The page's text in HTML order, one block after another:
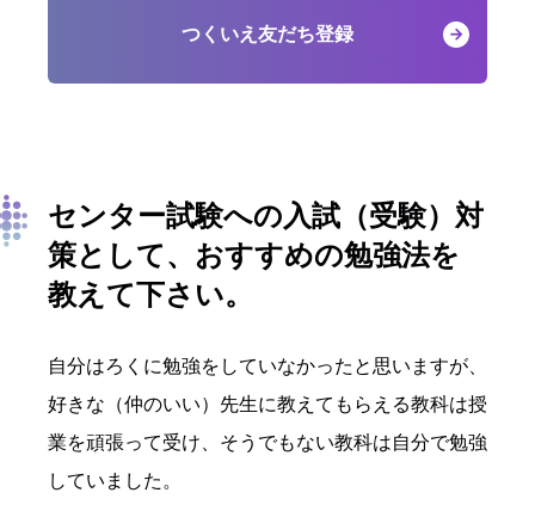
つくいえ友だち登録
センター試験への入試（受験）対
策として、おすすめの勉強法を
教えて下さい。
自分はろくに勉強をしていなかったと思いますが、
好きな（仲のいい）先生に教えてもらえる教科は授
業を頑張って受け、そうでもない教科は自分で勉強
していました。